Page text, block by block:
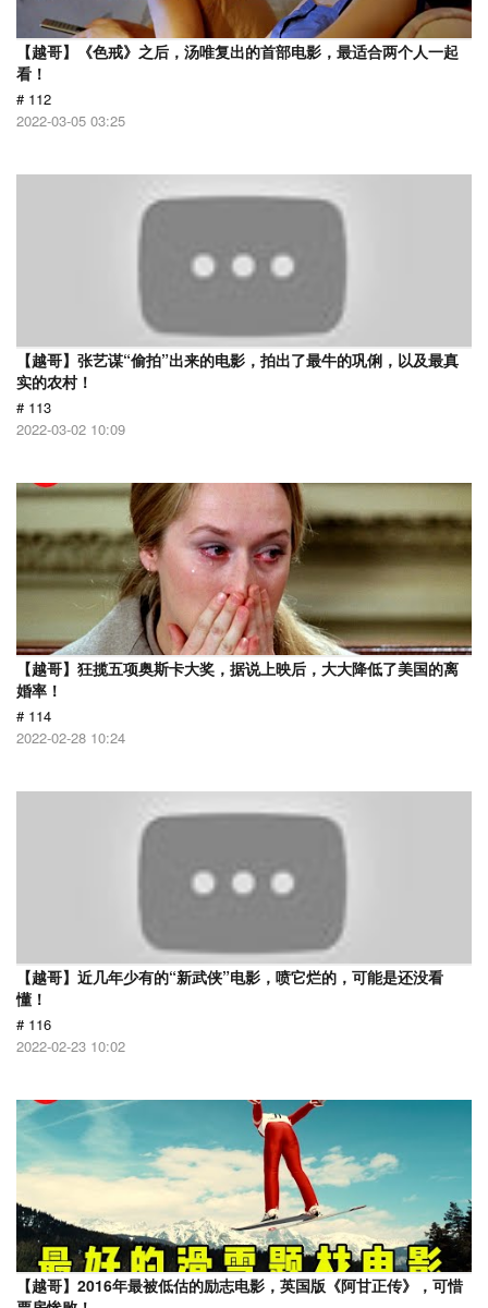
【越哥】《色戒》之后，汤唯复出的首部电影，最适合两个人一起
看！
# 112
2022-03-05 03:25
【越哥】张艺谋“偷拍”出来的电影，拍出了最牛的巩俐，以及最真
实的农村！
# 113
2022-03-02 10:09
【越哥】狂揽五项奥斯卡大奖，据说上映后，大大降低了美国的离
婚率！
# 114
2022-02-28 10:24
【越哥】近几年少有的“新武侠”电影，喷它烂的，可能是还没看
懂！
# 116
2022-02-23 10:02
【越哥】2016年最被低估的励志电影，英国版《阿甘正传》，可惜